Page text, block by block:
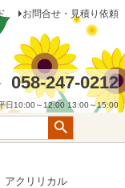
お問合せ・見積り依頼
058-247-0212
平日10:00～12:00 13:00～15:00
アクリリカル